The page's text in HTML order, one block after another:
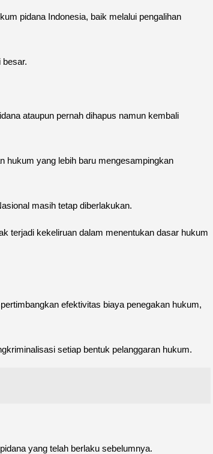
pidana Indonesia, baik melalui pengalihan
ataupun pernah dihapus namun kembali
hukum yang lebih baru mengesampingkan
masih tetap diberlakukan.
terjadi kekeliruan dalam menentukan dasar hukum
efektivitas biaya penegakan hukum,
setiap bentuk pelanggaran hukum.
yang telah berlaku sebelumnya.